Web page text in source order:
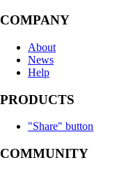
COMPANY
About
News
Help
PRODUCTS
"Share" button
COMMUNITY